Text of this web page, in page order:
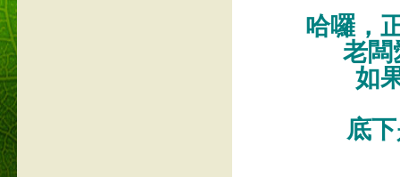
哈囉，
老闆
如
底